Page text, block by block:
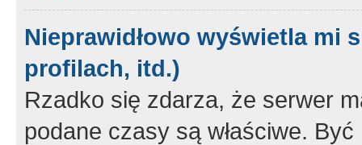
Nieprawidłowo wyświetla mi
profilach, itd.)
Rzadko się zdarza, że serwer
podane czasy są właściwe.